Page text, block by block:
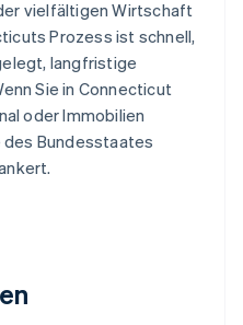
vielfältigen Wirtschaft
Prozess ist schnell,
langfristige
Sie in Connecticut
oder Immobilien
Bundesstaates